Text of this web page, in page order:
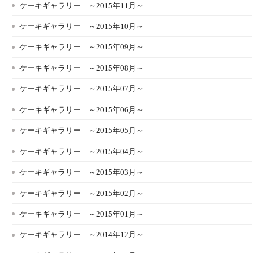
ケーキギャラリー ～2015年11月～
ケーキギャラリー ～2015年10月～
ケーキギャラリー ～2015年09月～
ケーキギャラリー ～2015年08月～
ケーキギャラリー ～2015年07月～
ケーキギャラリー ～2015年06月～
ケーキギャラリー ～2015年05月～
ケーキギャラリー ～2015年04月～
ケーキギャラリー ～2015年03月～
ケーキギャラリー ～2015年02月～
ケーキギャラリー ～2015年01月～
ケーキギャラリー ～2014年12月～